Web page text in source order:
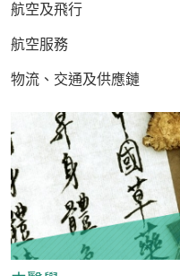
航空及飛行
航空服務
物流、交通及供應鏈